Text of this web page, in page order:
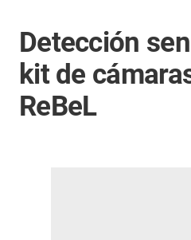
Detección
kit de
ReBeL